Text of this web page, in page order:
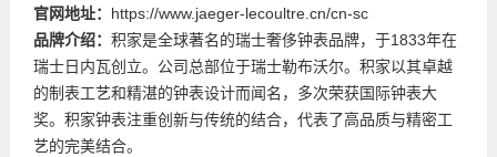
官网地址： https://www.jaeger-lecoultre.cn/cn-sc
品牌介绍： 积家是全球著名的瑞士奢侈钟表品牌，于1833年在
瑞士日内瓦创立。公司总部位于瑞士勒布沃尔。积家以其卓越
的制表工艺和精湛的钟表设计而闻名，多次荣获国际钟表大
奖。积家钟表注重创新与传统的结合，代表了高品质与精密工
艺的完美结合。